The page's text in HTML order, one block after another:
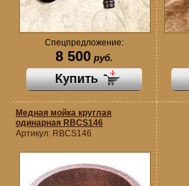
Спецпредложение:
8 500руб.
Медная мойка круглая
одинарная RBCS146
Артикул: RBCS146